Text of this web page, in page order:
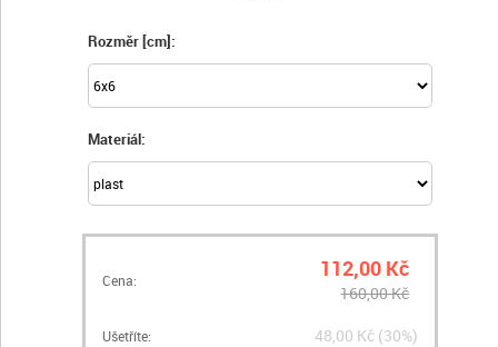
Rozměr [cm]:
Materiál:
Cena: 112,00 Kč
160,00 Kč
Ušetříte: 48,00 Kč (30%)